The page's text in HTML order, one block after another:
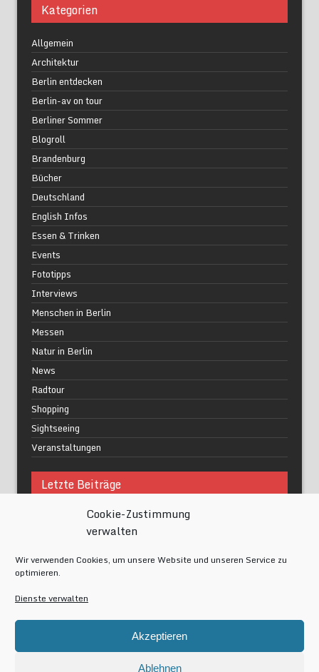
Cookie-Zustimmung
verwalten
Wir verwenden Cookies, um unsere Website und unseren Service zu
optimieren.
Dienste verwalten
Akzeptieren
Ablehnen
Kategorien
Allgemein
Architektur
Berlin entdecken
Berlin-av on tour
Berliner Sommer
Blogroll
Brandenburg
Bücher
Deutschland
English Infos
Essen & Trinken
Events
Fototipps
Interviews
Menschen in Berlin
Messen
Natur in Berlin
News
Radtour
Shopping
Sightseeing
Veranstaltungen
Letzte Beiträge
Was macht urbane Lebensqualität wirklich aus?
Grüne Oasen in Berlin
Festival of Lights Berlin 2024
Gesund schlafen im modernen Alltag